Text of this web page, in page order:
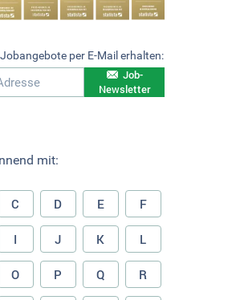
per E-Mail erhalten:
Job-
Newsletter
mit:
C D E F
I J K L
O P Q R